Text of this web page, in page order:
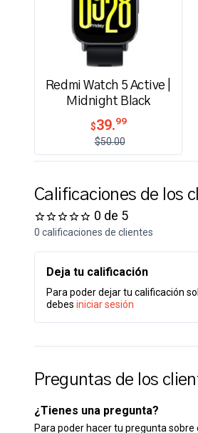
Redmi Watch 5 Active |
Midnight Black
$39.99
$50.00
Calificaciones de los
0 de 5
0 calificaciones de clientes
Deja tu calificación
Para poder dejar tu calificación
debes iniciar sesión
Preguntas de los
¿Tienes una pregunta?
Para poder hacer tu pregunta